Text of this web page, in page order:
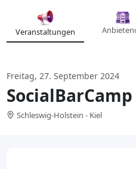
Veranstaltungen
Freitag, 27. September 2024
SocialBarCamp
Schleswig-Holstein - Kiel